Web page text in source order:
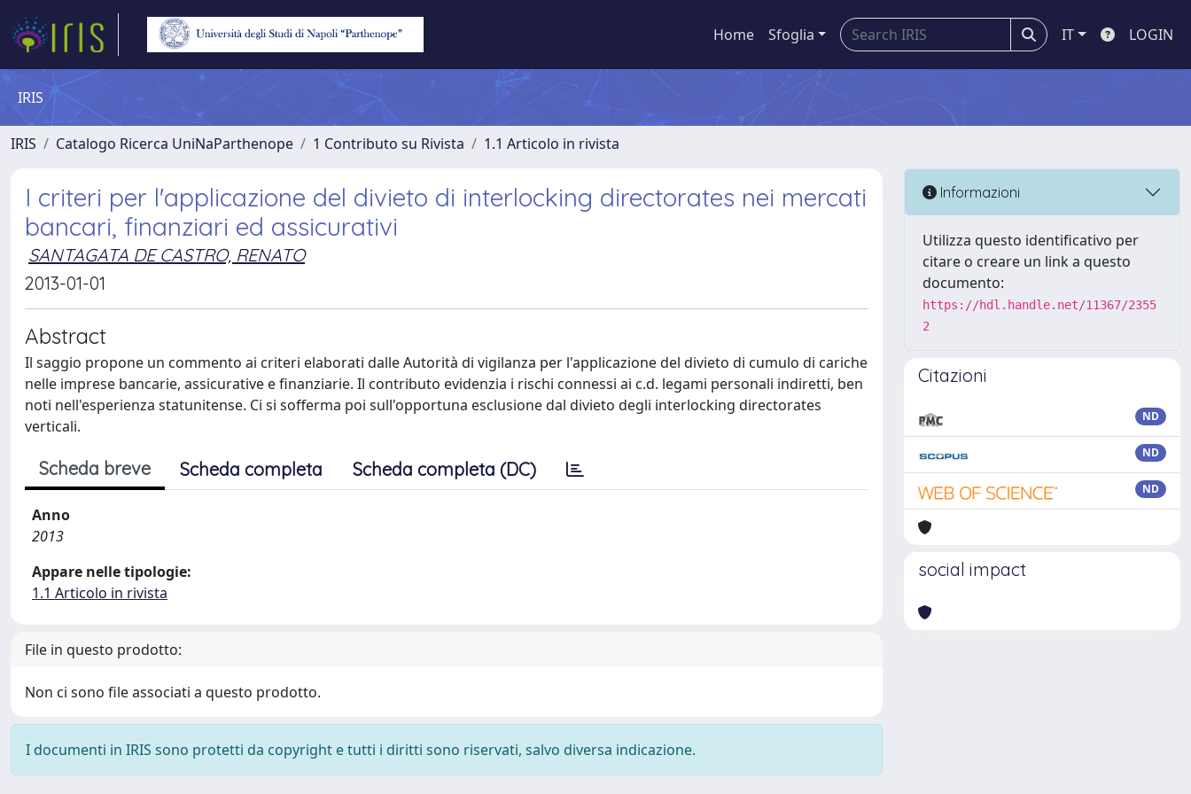
Home Sfoglia IT LOGIN
IRIS
IRIS Catalogo Ricerca UniNaParthenope 1 Contributo su Rivista 1.1 Articolo in rivista
I criteri per l'applicazione del divieto di interlocking directorates nei mercati
bancari, finanziari ed assicurativi
SANTAGATA DE CASTRO, RENATO
2013-01-01
Abstract
Il saggio propone un commento ai criteri elaborati dalle Autorità di vigilanza per l'applicazione del divieto di cumulo di cariche
nelle imprese bancarie, assicurative e finanziarie. Il contributo evidenzia i rischi connessi ai c.d. legami personali indiretti, ben
noti nell'esperienza statunitense. Ci si sofferma poi sull'opportuna esclusione dal divieto degli interlocking directorates
verticali.
Scheda breve Scheda completa Scheda completa (DC)
Anno
2013
Appare nelle tipologie:
1.1 Articolo in rivista
File in questo prodotto:
Non ci sono file associati a questo prodotto.
I documenti in IRIS sono protetti da copyright e tutti i diritti sono riservati, salvo diversa indicazione.
Informazioni
Utilizza questo identificativo per
citare o creare un link a questo
documento:
https://hdl.handle.net/11367/2355
2
Citazioni
ND
ND
ND
social impact